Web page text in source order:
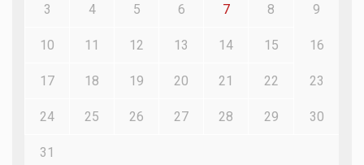
3 4 5 6 7 8 9
10 11 12 13 14 15 16
17 18 19 20 21 22 23
24 25 26 27 28 29 30
31